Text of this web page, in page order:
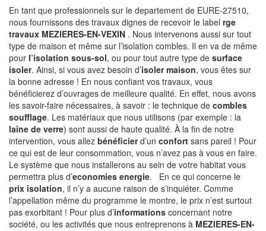
En tant que professionnels sur le departement de EURE-27510,
nous fournissons des travaux dignes de recevoir le label rge
travaux MEZIERES-EN-VEXIN . Nous intervenons aussi sur tout
type de maison et même sur l’isolation combles. Il en va de même
pour l’isolation sous-sol, ou pour tout autre type de surface
isoler. Ainsi, si vous avez besoin d’isoler maison, vous êtes sur
la bonne adresse ! En nous confiant vos travaux, vous
bénéficierez d’ouvrages de meilleure qualité. En effet, nous avons
les savoir-faire nécessaires, à savoir : le technique de combles
soufflage. Les matériaux que nous utilisons (par exemple : la
laine de verre) sont aussi de haute qualité. À la fin de notre
intervention, vous allez bénéficierd’un confort sans pareil ! Pour
ce qui est de leur consommation, vous n’avez pas à vous en faire.
Le système que nous installerons au sein de votre habitat vous
permettra plus d’economies energie. En ce qui concerne le
prix isolation, il n’y a aucune raison de s’inquiéter. Comme
l’appellation même du programme le montre, le prix n’est surtout
pas exorbitant ! Pour plus d’informations concernant notre
société, ou les activités que nous entreprenons à MEZIERES-EN-